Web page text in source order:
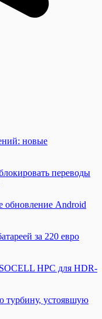
новые
переводы
обновление Android
за 220 евро
HPC для HDR-
турбину, устоявшую